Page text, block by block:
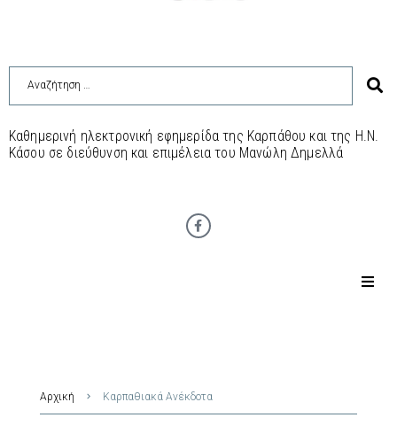
Καθημερινή ηλεκτρονική εφημερίδα της Καρπάθου και της Η.Ν.
Κάσου σε διεύθυνση και επιμέλεια του Μανώλη Δημελλά
Αρχική Καρπαθιακά Ανέκδοτα